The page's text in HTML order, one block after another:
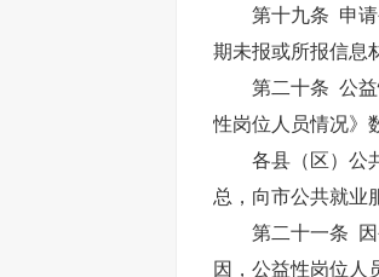
第十九条 申请公
期未报或所报信息
第二十条 公益性
性岗位人员情况》
各县（区）公共
总，向市公共就业
第二十一条 因公
因，公益性岗位人